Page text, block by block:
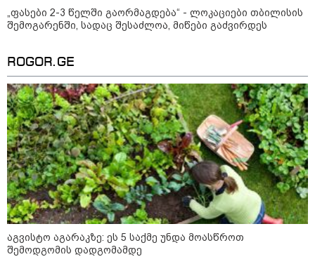
"- გათა***ბულო, წადი და დაწერე
"ბოლო წამებზე ნამდვილად ისმის
განწირული ხმა: “კახა, არ
მიმატოვო, გეხვეწები” - რა წერს
და რა ვიდეოს აქვეყნებს
ადვოკატი, ტარიელ კაკაბაძე?
ვრცელდება მკვლელობის
მომენტში გადაღებული უმძიმესი
ვიდეო: კადრებში ჩანს, როგორ
ესროლეს ცნობილ "ტიკტოკერს"
ლაივის დროს - რას ამბობს
მომხდარზე მექსიკის პოლიცია
„ფასები 2-3 წელში გაორმაგდება“ - ლოკაციები თბილისის
შემოგარენში, სადაც შესაძლოა, მიწები გაძვირდეს
ROGOR.GE
აგვისტო აგარაკზე: ეს 5 საქმე უნდა მოასწროთ
შემოდგომის დადგომამდე